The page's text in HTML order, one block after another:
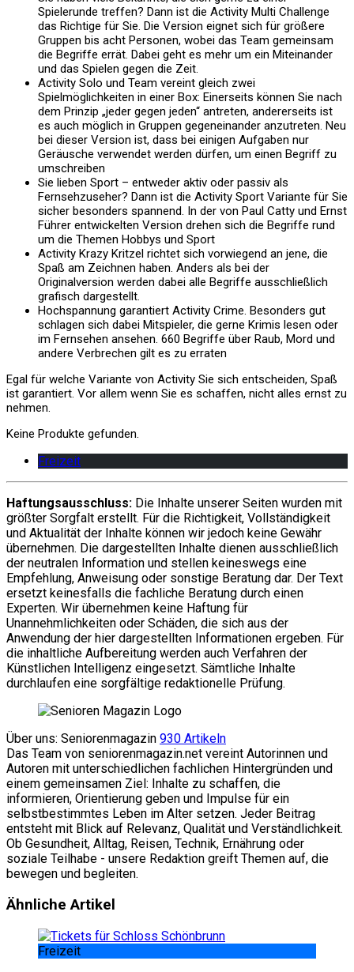
Spielerunde treffen? Dann ist die Activity Multi Challenge
das Richtige für Sie. Die Version eignet sich für größere
Gruppen bis acht Personen, wobei das Team gemeinsam
die Begriffe errät. Dabei geht es mehr um ein Miteinander
und das Spielen gegen die Zeit.
Activity Solo und Team vereint gleich zwei
Spielmöglichkeiten in einer Box: Einerseits können Sie nach
dem Prinzip „jeder gegen jeden“ antreten, andererseits ist
es auch möglich in Gruppen gegeneinander anzutreten. Neu
bei dieser Version ist, dass bei einigen Aufgaben nur
Geräusche verwendet werden dürfen, um einen Begriff zu
umschreiben
Sie lieben Sport – entweder aktiv oder passiv als
Fernsehzuseher? Dann ist die Activity Sport Variante für Sie
sicher besonders spannend. In der von Paul Catty und Ernst
Führer entwickelten Version drehen sich die Begriffe rund
um die Themen Hobbys und Sport
Activity Krazy Kritzel richtet sich vorwiegend an jene, die
Spaß am Zeichnen haben. Anders als bei der
Originalversion werden dabei alle Begriffe ausschließlich
grafisch dargestellt.
Hochspannung garantiert Activity Crime. Besonders gut
schlagen sich dabei Mitspieler, die gerne Krimis lesen oder
im Fernsehen ansehen. 660 Begriffe über Raub, Mord und
andere Verbrechen gilt es zu erraten
Egal für welche Variante von Activity Sie sich entscheiden, Spaß
ist garantiert. Vor allem wenn Sie es schaffen, nicht alles ernst zu
nehmen.
Keine Produkte gefunden.
Freizeit
Haftungsausschluss: Die Inhalte unserer Seiten wurden mit
größter Sorgfalt erstellt. Für die Richtigkeit, Vollständigkeit
und Aktualität der Inhalte können wir jedoch keine Gewähr
übernehmen. Die dargestellten Inhalte dienen ausschließlich
der neutralen Information und stellen keineswegs eine
Empfehlung, Anweisung oder sonstige Beratung dar. Der Text
ersetzt keinesfalls die fachliche Beratung durch einen
Experten. Wir übernehmen keine Haftung für
Unannehmlichkeiten oder Schäden, die sich aus der
Anwendung der hier dargestellten Informationen ergeben. Für
die inhaltliche Aufbereitung werden auch Verfahren der
Künstlichen Intelligenz eingesetzt. Sämtliche Inhalte
durchlaufen eine sorgfältige redaktionelle Prüfung.
Über uns: Seniorenmagazin 930 Artikeln
Das Team von seniorenmagazin.net vereint Autorinnen und
Autoren mit unterschiedlichen fachlichen Hintergründen und
einem gemeinsamen Ziel: Inhalte zu schaffen, die
informieren, Orientierung geben und Impulse für ein
selbstbestimmtes Leben im Alter setzen. Jeder Beitrag
entsteht mit Blick auf Relevanz, Qualität und Verständlichkeit.
Ob Gesundheit, Alltag, Reisen, Technik, Ernährung oder
soziale Teilhabe - unsere Redaktion greift Themen auf, die
bewegen und begleiten.
Ähnliche Artikel
Freizeit